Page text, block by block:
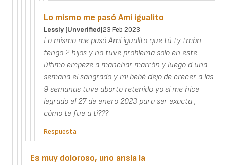
Lo mismo me pasó Ami igualito
Lessly (unverified)23 Feb 2023
Lo mismo me pasó Ami igualito que tú ty tmbn
tengo 2 hijos y no tuve problema solo en este
último empeze a manchar marrón y luego d una
semana el sangrado y mi bebé dejo de crecer a las
9 semanas tuve aborto retenido yo si me hice
legrado el 27 de enero 2023 para ser exacta ,
cómo te fue a ti???
Respuesta
Es muy doloroso, uno ansia la